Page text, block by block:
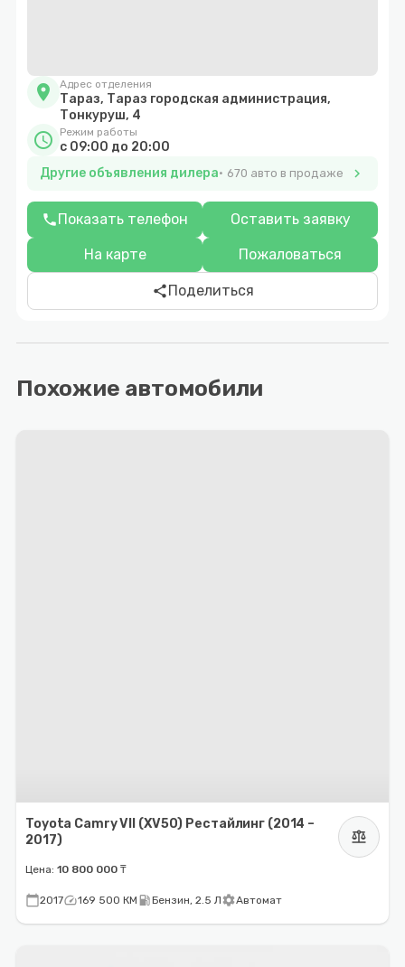
location_on Адрес отделения
Тараз, Тараз городская администрация,
Тонкуруш, 4
schedule Режим работы
c 09:00 до 20:00
Другие объявления дилера
670 авто в продаже chevron_right
phoneПоказать телефон Оставить заявку
На карте Пожаловаться
shareПоделиться
Похожие автомобили
Toyota Camry VII (XV50) Рестайлинг (2014 –
2017)
balance
Цена: 10 800 000 ₸
calendar_today2017speed169 500 КМ local_gas_stationБензин, 2.5 ЛsettingsАвтомат